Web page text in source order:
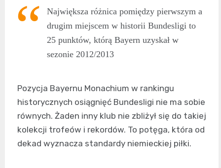
Największa różnica pomiędzy pierwszym a
drugim miejscem w historii Bundesligi to
25 punktów, którą Bayern uzyskał w
sezonie 2012/2013
Pozycja Bayernu Monachium w rankingu
historycznych osiągnięć Bundesligi nie ma sobie
równych. Żaden inny klub nie zbliżył się do takiej
kolekcji trofeów i rekordów. To potęga, która od
dekad wyznacza standardy niemieckiej piłki.